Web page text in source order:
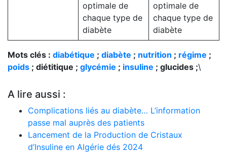
optimale de
chaque type de
diabète
optimale de
chaque type de
diabète
Mots clés : diabétique ; diabète ; nutrition ; régime ;
poids ; diétitique ; glycémie ; insuline ; glucides ;\
A lire aussi :
Complications liés au diabète… L’information
passe mal auprès des patients
Lancement de la Production de Cristaux
d’Insuline en Algérie dés 2024